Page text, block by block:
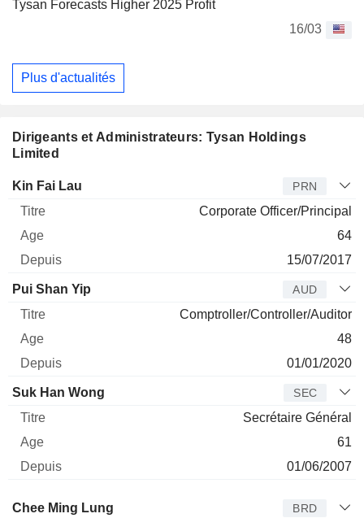
Tysan Forecasts Higher 2025 Profit
16/03
Plus d'actualités
Dirigeants et Administrateurs: Tysan Holdings
Limited
Dirigeant Titre
Kin Fai Lau PRN
Corporate Officer/Principal
64
15/07/2017
Pui Shan Yip AUD
Comptroller/Controller/Auditor
48
01/01/2020
Suk Han Wong SEC
Secrétaire Général
61
01/06/2007
Administrateur Titre
Chee Ming Lung BRD